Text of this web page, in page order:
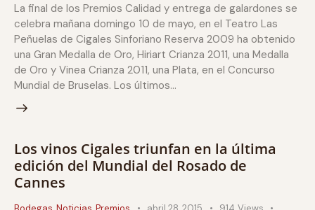
La final de los Premios Calidad y entrega de galardones se
celebra mañana domingo 10 de mayo, en el Teatro Las
Peñuelas de Cigales Sinforiano Reserva 2009 ha obtenido
una Gran Medalla de Oro, Hiriart Crianza 2011, una Medalla
de Oro y Vinea Crianza 2011, una Plata, en el Concurso
Mundial de Bruselas. Los últimos…
Los vinos Cigales triunfan en la última
edición del Mundial del Rosado de
Cannes